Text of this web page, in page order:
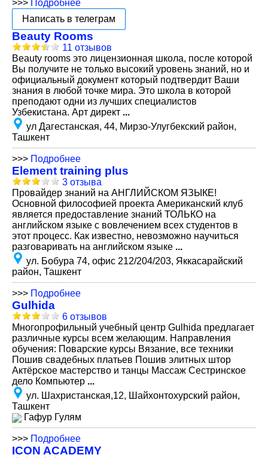
>>> Подробнее
Написать в телеграм
Beauty Rooms
11 отзывов
Beauty rooms это лицензионная школа, после которой
Вы получите не только высокий уровень знаний, но и
официальный документ который подтвердит Ваши
знания в любой точке мира. Это школа в которой
преподают одни из лучших специалистов
Узбекистана. Арт директ ...
ул Дагестанская, 44, Мирзо-Улугбекский район,
Ташкент
>>> Подробнее
Element training plus
3 отзыва
Провайдер знаний на АНГЛИЙСКОМ ЯЗЫКЕ!
Основной философией проекта Американский клуб
является предоставление знаний ТОЛЬКО на
английском языке с вовлечением всех студентов в
этот процесс. Как известно, невозможно научиться
разговаривать на английском языке ...
ул. Бобура 74, офис 212/204/203, Яккасарайский
район, Ташкент
>>> Подробнее
Gulhida
6 отзывов
Многопрофильный учебный центр Gulhida предлагает
различные курсы всем желающим. Направления
обучения: Поварские курсы Вязание, все техники
Пошив свадебных платьев Пошив элитных штор
Актёрское мастерство и танцы Массаж Сестринское
дело Компьютер ...
ул. Шахристанская,12, Шайхонтохурский район,
Ташкент
Гафур Гулям
>>> Подробнее
ICON ACADEMY